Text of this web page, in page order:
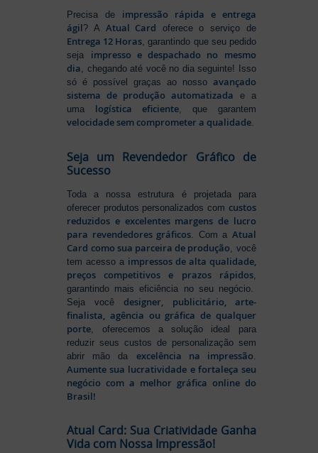
Precisa de impressão rápida e entrega
ágil? A Atual Card oferece o serviço de
Entrega 12 Horas , garantindo que seu pedido
seja impresso e despachado no mesmo
dia , chegando até você no dia seguinte! Isso
só é possível graças ao nosso avançado
sistema de produção automatizada e a
uma logística eficiente , que garantem
velocidade sem comprometer a qualidade
Seja um Revendedor Gráfico de
Sucesso
Toda a nossa estrutura é projetada para
oferecer produtos personalizados com custos
reduzidos e excelentes margens de lucro
para revendedores gráficos . Com a Atual
Card como sua parceira de produção , você
tem acesso a impressos de alta qualidade,
preços competitivos e prazos rápidos,
garantindo mais eficiência no seu negócio.
Seja vocêdesigner, publicitário, arte-
finalista, agência ou gráfica de qualquer
porte , oferecemos a solução ideal para
reduzir seus custos de personalização sem
abrir mão da excelência na impressão
Aumente sua lucratividade e fortaleça seu
negócio com a melhor gráfica online do
Brasil!
Atual Card: Sua Criatividade Ganha
Vida com Nossa Impressão!